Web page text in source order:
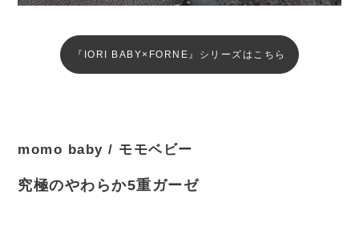
『IORI BABY×FORNE』シリーズはこちら
momo baby / モモベビー
究極のやわらか5重ガーゼ